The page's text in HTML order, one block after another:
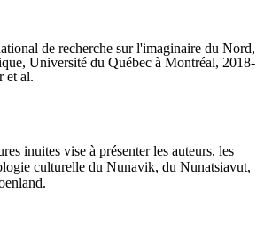
de recherche sur l'imaginaire du Nord,
Université du Québec à Montréal, 2018-
et al.
inuites vise à présenter les auteurs, les
culturelle du Nunavik, du Nunatsiavut,